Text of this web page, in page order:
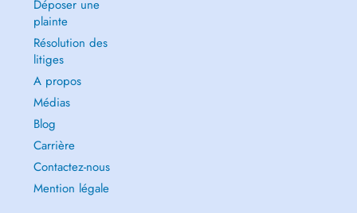
Déposer une
plainte
Résolution des
litiges
A propos
Médias
Blog
Carrière
Contactez-nous
Mention légale